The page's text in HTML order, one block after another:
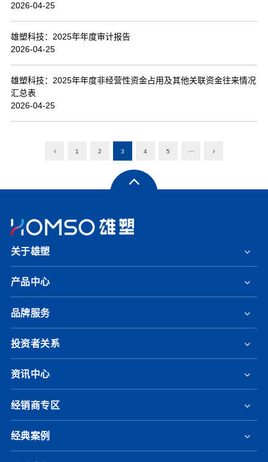
2026-04-25
雄塑科技：2025年年度审计报告
2026-04-25
雄塑科技：2025年年度非经营性资金占用及其他关联资金往来情况
汇总表
2026-04-25
1 2 3 4 5 ···
关于雄塑
产品中心
品牌服务
投资者关系
资讯中心
经销商专区
经典案例